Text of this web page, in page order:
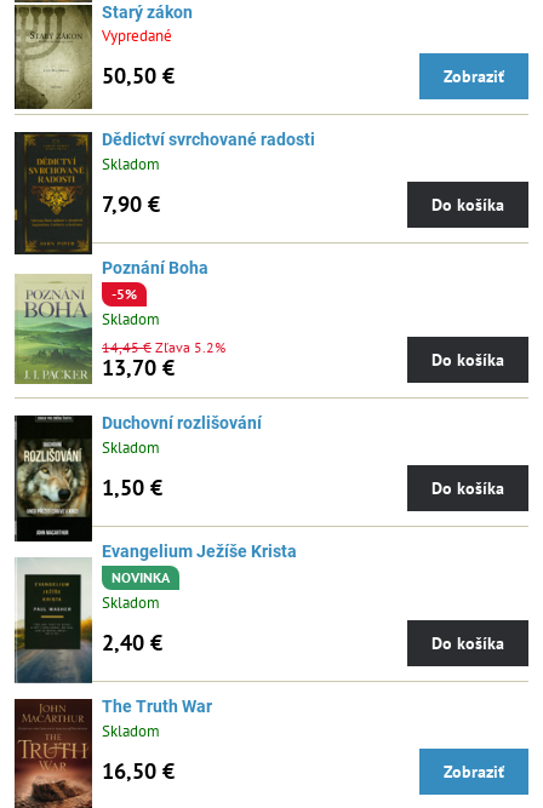
Starý zákon
Vypredané
50,50 € Zobraziť
Dědictví svrchované radosti
Skladom
7,90 € Do košíka
Poznání Boha
-5%
Skladom
13,70 €
14,45 € Zľava 5.2%
Do košíka
Duchovní rozlišování
Skladom
1,50 € Do košíka
Evangelium Ježíše Krista
NOVINKA
Skladom
2,40 € Do košíka
The Truth War
Skladom
16,50 € Zobraziť